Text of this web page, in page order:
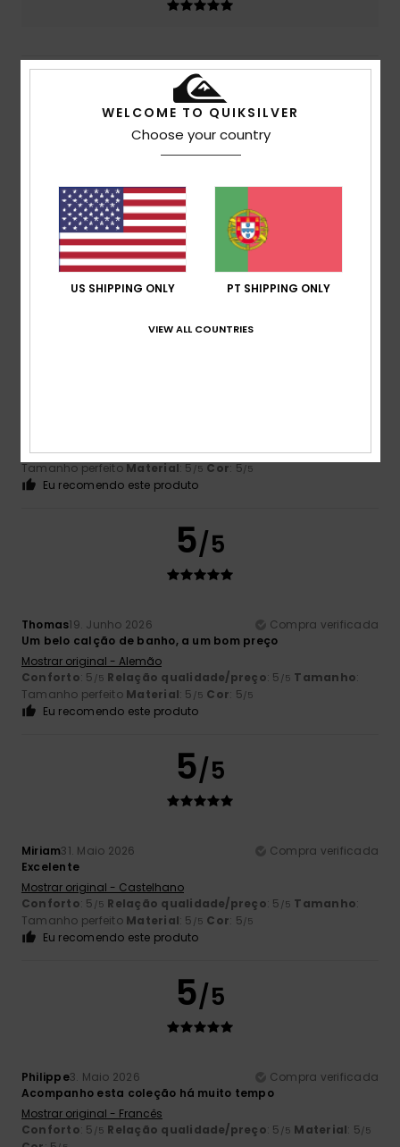
5/5
A escolha perfeita
Mostrar original - Francês
Conforto: 5/5 Relação qualidade/preço: 5
Tamanho perfeitoMaterial: 5 Cor: 5/5
Eu recomendo este produto
5/5
Conforto: 5/5 Relação qualidade/preço: 5/5 Tamanho:
Tamanho perfeito Material: 5 /5 Cor: 5/5
Eu recomendo este produto
5/5
Thomas19. Junho 2026
Compra verificada
Um belo calção de banho, a um bom preço
Mostrar original - Alemão
Conforto: 5 /5 Relação qualidade/preço: 5 /5 Tamanho:
Tamanho perfeito Material: 5 /5 Cor: 5/5
Eu recomendo este produto
5/5
Miriam31. Maio 2026
Compra verificada
Excelente
Mostrar original - Castelhano
Conforto: 5 /5 Relação qualidade/preço: 5 /5 Tamanho:
Tamanho perfeito Material: 5 /5 Cor: 5/5
Eu recomendo este produto
5/5
Philippe3. Maio 2026
Compra verificada
Acompanho esta coleção há muito tempo
Mostrar original - Francês
Conforto: 5 /5 Relação qualidade/preço: 5 /5 Material: 5/5
WELCOME TO QUIKSILVER
Choose your country
US SHIPPING ONLY PT SHIPPING ONLY
VIEW ALL COUNTRIES